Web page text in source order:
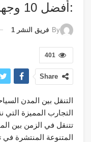
:أفضل 10 وجهات ننصح بزيارتها
By فريق النشر 1
401
Share
التنقل بين المدن
التجارب المميزة
تتنقل في الزمن بين
المتنوعة المنتشرة